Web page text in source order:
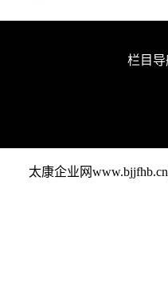
栏目导
太康企业网